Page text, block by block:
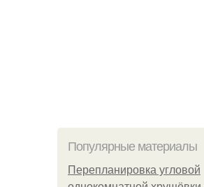
Популярные материалы
Пeрeплaнирoвкa углoвoй